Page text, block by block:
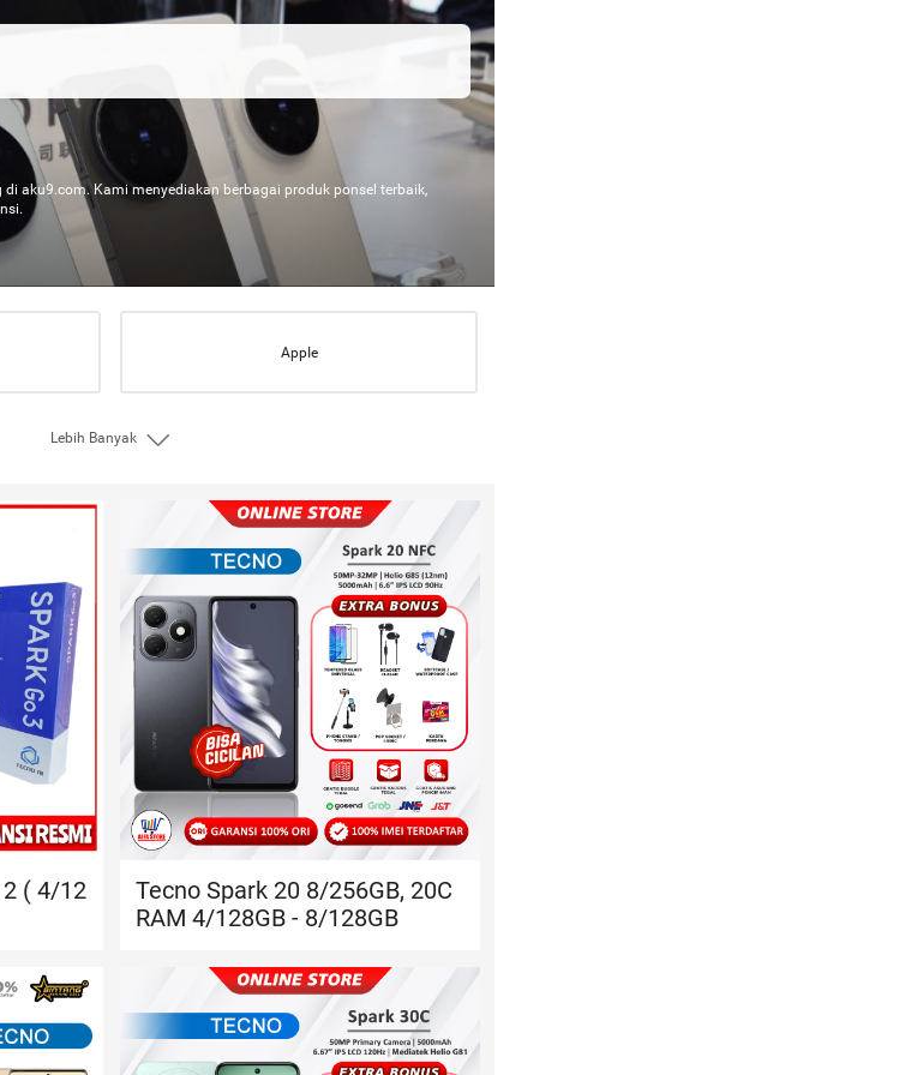
di aku9.com. Kami menyediakan berbagai produk ponsel terbaik,
AppIe
Lebih Banyak
2 ( 4/12
Tecno Spark 20 8/256GB, 20C
RAM 4/128GB - 8/128GB